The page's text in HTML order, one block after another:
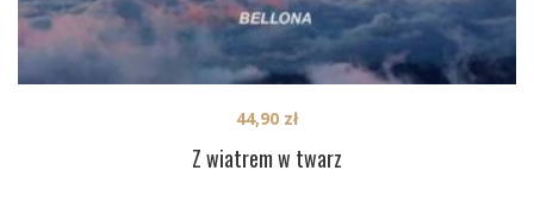
Z wiatrem w twarz
44,90 zł